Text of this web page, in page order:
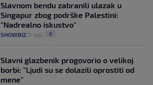
Slavnom bendu zabranili ulazak u
Singapur zbog podrške Palestini:
"Nadrealno iskustvo"
SHOWBIZ 3. kol. 0
Slavni glazbenik progovorio o velikoj
borbi: "Ljudi su se dolazili oprostiti od
mene"